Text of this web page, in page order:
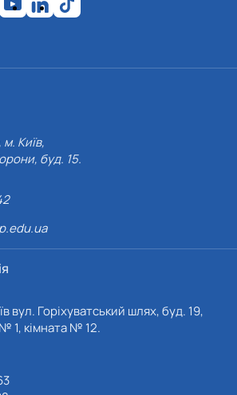
м. Київ,
буд. 15.
вул. Горіхуватський шлях, буд. 19,
1, кімната № 12.